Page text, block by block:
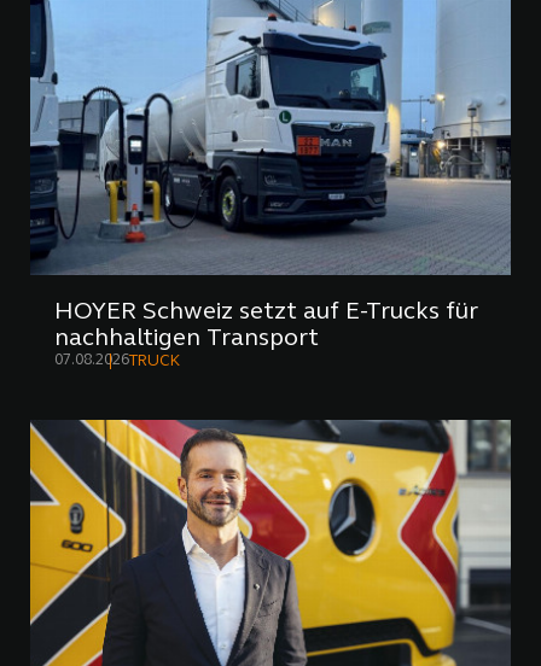
HOYER Schweiz setzt auf E-Trucks für
nachhaltigen Transport
07.08.2026TRUCK